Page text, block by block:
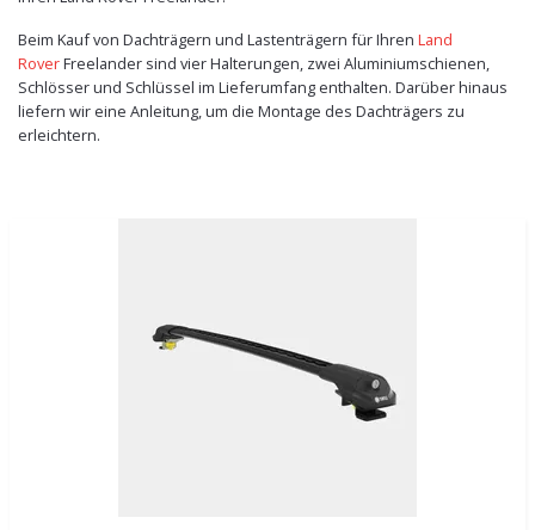
Beim Kauf von Dachträgern und Lastenträgern für Ihren Land
RoverFreelander sind vier Halterungen, zwei Aluminiumschienen,
Schlösser und Schlüssel im Lieferumfang enthalten. Darüber hinaus
liefern wir eine Anleitung, um die Montage des Dachträgers zu
erleichtern.